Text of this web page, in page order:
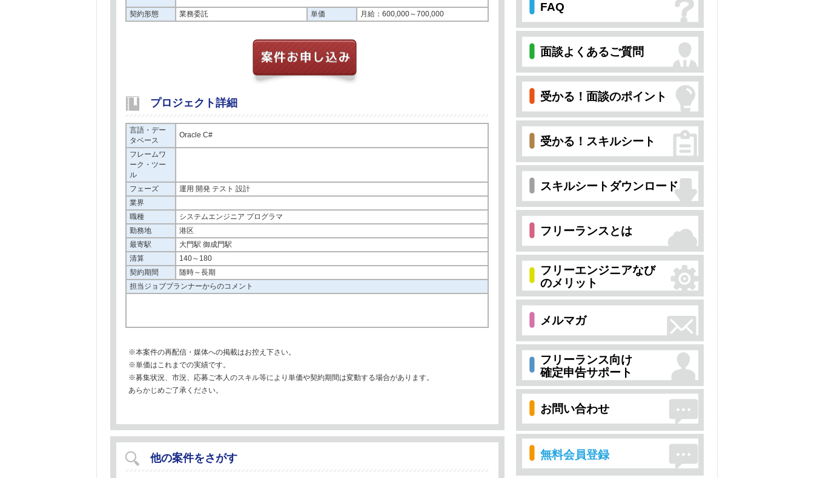
契約形態 業務委託 単価 月給：600,000～700,000
プロジェクト詳細
言語・デー
タベース
Oracle C#
フレームワ
ーク・ツー
ル
フェーズ
運用 開発 テスト 設計
業界
職種
システムエンジニア プログラマ
勤務地
港区
最寄駅
大門駅 御成門駅
清算
140～180
契約期間
随時～長期
担当ジョブプランナーからのコメント
※本案件の再配信・媒体への掲載はお控え下さい。
※単価はこれまでの実績です。
※募集状況、市況、応募ご本人のスキル等により単価や契約期間は変動する場合があります。
あらかじめご了承ください。
他の案件をさがす
FAQ
面談よくあるご質問
受かる！面談のポイント
受かる！スキルシート
スキルシートダウンロード
フリーランスとは
フリーエンジニアなび
のメリット
メルマガ
フリーランス向け
確定申告サポート
お問い合わせ
無料会員登録